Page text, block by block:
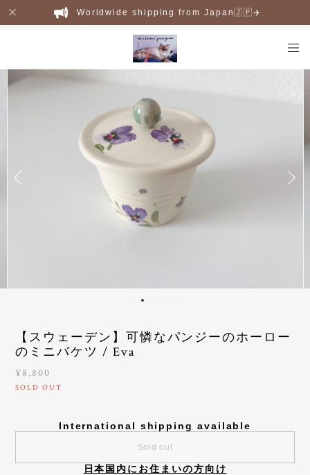
Worldwide shipping from Japan🇯🇵✈️
【スウェーデン】可憐なパンジーのホーロー
のミニバケツ / Eva
¥8,800
SOLD OUT
International shipping available
Sold out
日本国内にお住まいの方向け